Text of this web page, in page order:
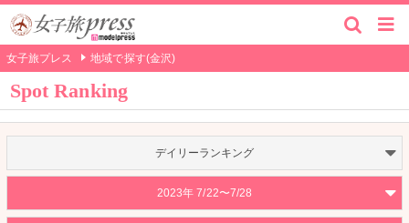
女子旅プレス 地域で探す(金沢)
Spot Ranking
デイリーランキング
2023年 7/22〜7/28